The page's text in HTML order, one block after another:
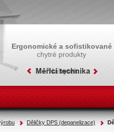
Ergonomické a sofistikované
chytré produkty
Děličky DPS (depanelizace)